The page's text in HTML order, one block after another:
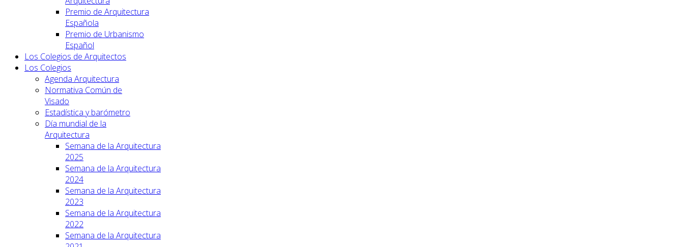
Premio de Arquitectura
Española
Premio de Urbanismo
Español
Los Colegios de Arquitectos
Los Colegios
Agenda Arquitectura
Normativa Común de
Visado
Estadística y barómetro
Día mundial de la
Arquitectura
Semana de la Arquitectura
2025
Semana de la Arquitectura
2024
Semana de la Arquitectura
2023
Semana de la Arquitectura
2022
Semana de la Arquitectura